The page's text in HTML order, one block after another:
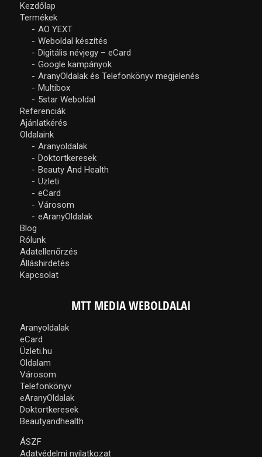
Kezdőlap
Termékek
AO YEXT
Weboldal készítés
Digitális névjegy – eCard
Google kampányok
AranyOldalak és Telefonkönyv megjelenés
Multibox
5star Weboldal
Referenciák
Ajánlatkérés
Oldalaink
Aranyoldalak
Doktortkeresek
Beauty And Health
Üzleti
eCard
Városom
eAranyOldalak
Blog
Rólunk
Adatellenőrzés
Álláshirdetés
Kapcsolat
MTT MEDIA WEBOLDALAI
Aranyoldalak
eCard
Üzleti.hu
Oldalam
Városom
Telefonkönyv
eAranyOldalak
Doktortkeresek
Beautyandhealth
ÁSZF
Adatvédelmi nyilatkozat